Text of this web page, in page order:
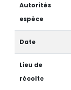
Autorités
espèce
Date
Lieu de
récolte